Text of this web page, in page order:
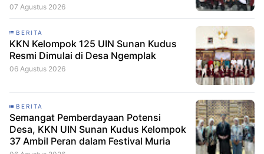
07 Agustus 2026
BERITA
KKN Kelompok 125 UIN Sunan Kudus
Resmi Dimulai di Desa Ngemplak
06 Agustus 2026
BERITA
Semangat Pemberdayaan Potensi
Desa, KKN UIN Sunan Kudus Kelompok
37 Ambil Peran dalam Festival Muria